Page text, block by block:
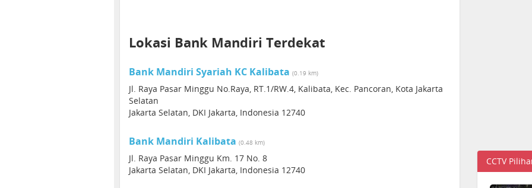
Lokasi Bank Mandiri Terdekat
Bank Mandiri Syariah KC Kalibata (0.19 km)
Jl. Raya Pasar Minggu No.Raya, RT.1/RW.4, Kalibata, Kec. Pancoran, Kota Jakarta
Selatan
Jakarta Selatan, DKI Jakarta, Indonesia 12740
Bank Mandiri Kalibata (0.48 km)
Jl. Raya Pasar Minggu Km. 17 No. 8
Jakarta Selatan, DKI Jakarta, Indonesia 12740
CCTV